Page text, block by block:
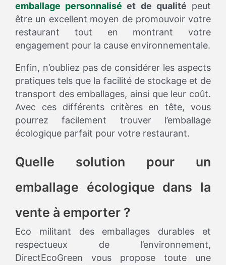
emballage personnalisé et de qualité peut
être un excellent moyen de promouvoir votre
restaurant tout en montrant votre
engagement pour la cause environnementale.
Enfin, n’oubliez pas de considérer les aspects
pratiques tels que la facilité de stockage et de
transport des emballages, ainsi que leur coût.
Avec ces différents critères en tête, vous
pourrez facilement trouver l’emballage
écologique parfait pour votre restaurant.
Quelle solution pour un
emballage écologique dans la
vente à emporter ?
Eco militant des emballages durables et
respectueux de l’environnement,
DirectEcoGreen vous propose toute une